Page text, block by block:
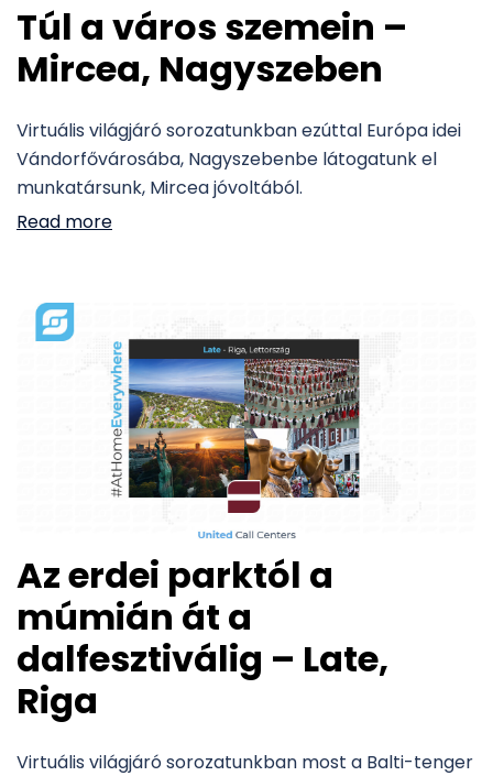
Túl a város szemein –
Mircea, Nagyszeben
Virtuális világjáró sorozatunkban ezúttal Európa idei
Vándorfővárosába, Nagyszebenbe látogatunk el
munkatársunk, Mircea jóvoltából.
Read more
Az erdei parktól a
múmián át a
dalfesztiválig – Late,
Riga
Virtuális világjáró sorozatunkban most a Balti-tenger